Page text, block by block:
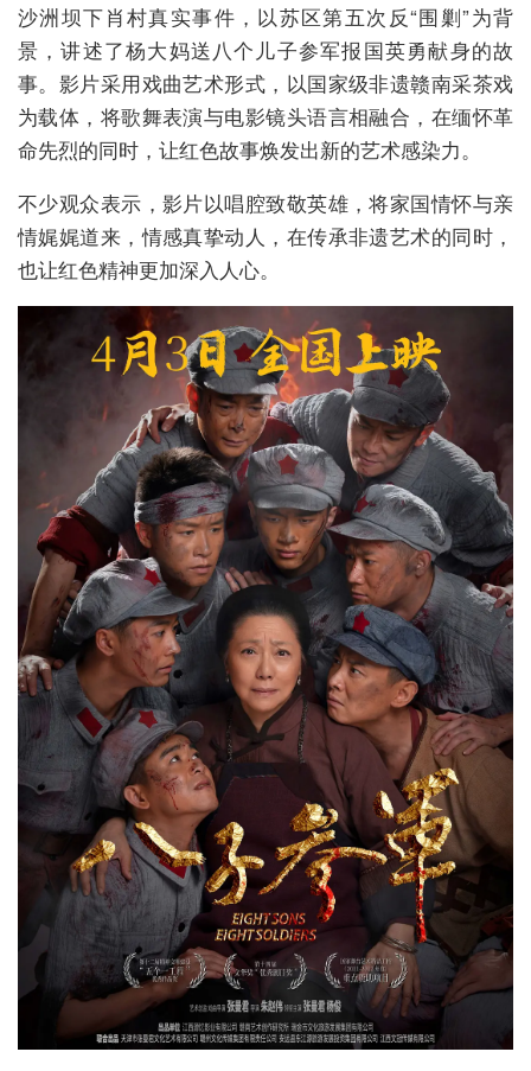
沙洲坝下肖村真实事件，以苏区第五次反“围剿”为背
景，讲述了杨大妈送八个儿子参军报国英勇献身的故
事。影片采用戏曲艺术形式，以国家级非遗赣南采茶戏
为载体，将歌舞表演与电影镜头语言相融合，在缅怀革
命先烈的同时，让红色故事焕发出新的艺术感染力。
不少观众表示，影片以唱腔致敬英雄，将家国情怀与亲
情娓娓道来，情感真挚动人，在传承非遗艺术的同时，
也让红色精神更加深入人心。